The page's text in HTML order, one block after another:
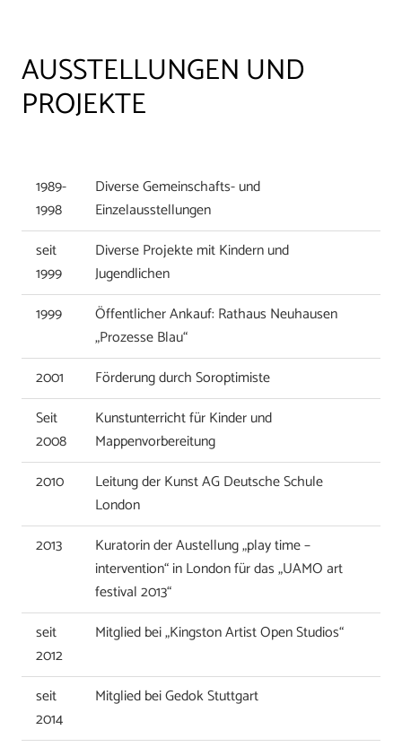
AUSSTELLUNGEN UND
PROJEKTE
1989-
1998
Diverse Gemeinschafts- und
Einzelausstellungen
seit
1999
Diverse Projekte mit Kindern und
Jugendlichen
1999
Öffentlicher Ankauf: Rathaus Neuhausen
„Prozesse Blau“
2001
Förderung durch Soroptimiste
Seit
2008
Kunstunterricht für Kinder und
Mappenvorbereitung
2010
Leitung der Kunst AG Deutsche Schule
London
2013
Kuratorin der Austellung „play time –
intervention“ in London für das „UAMO art
festival 2013“
seit
2012
Mitglied bei „Kingston Artist Open Studios“
seit
2014
Mitglied bei Gedok Stuttgart